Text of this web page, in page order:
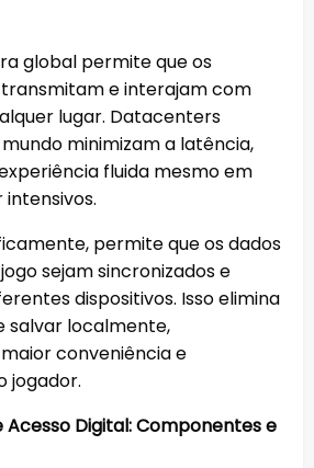
global permite que os
transmitam e interajam com
lugar. Datacenters
minimizam a latência,
fluida mesmo em
permite que os dados
sejam sincronizados e
dispositivos. Isso elimina
salvar localmente,
conveniência e
jogador.
Digital: Componentes e